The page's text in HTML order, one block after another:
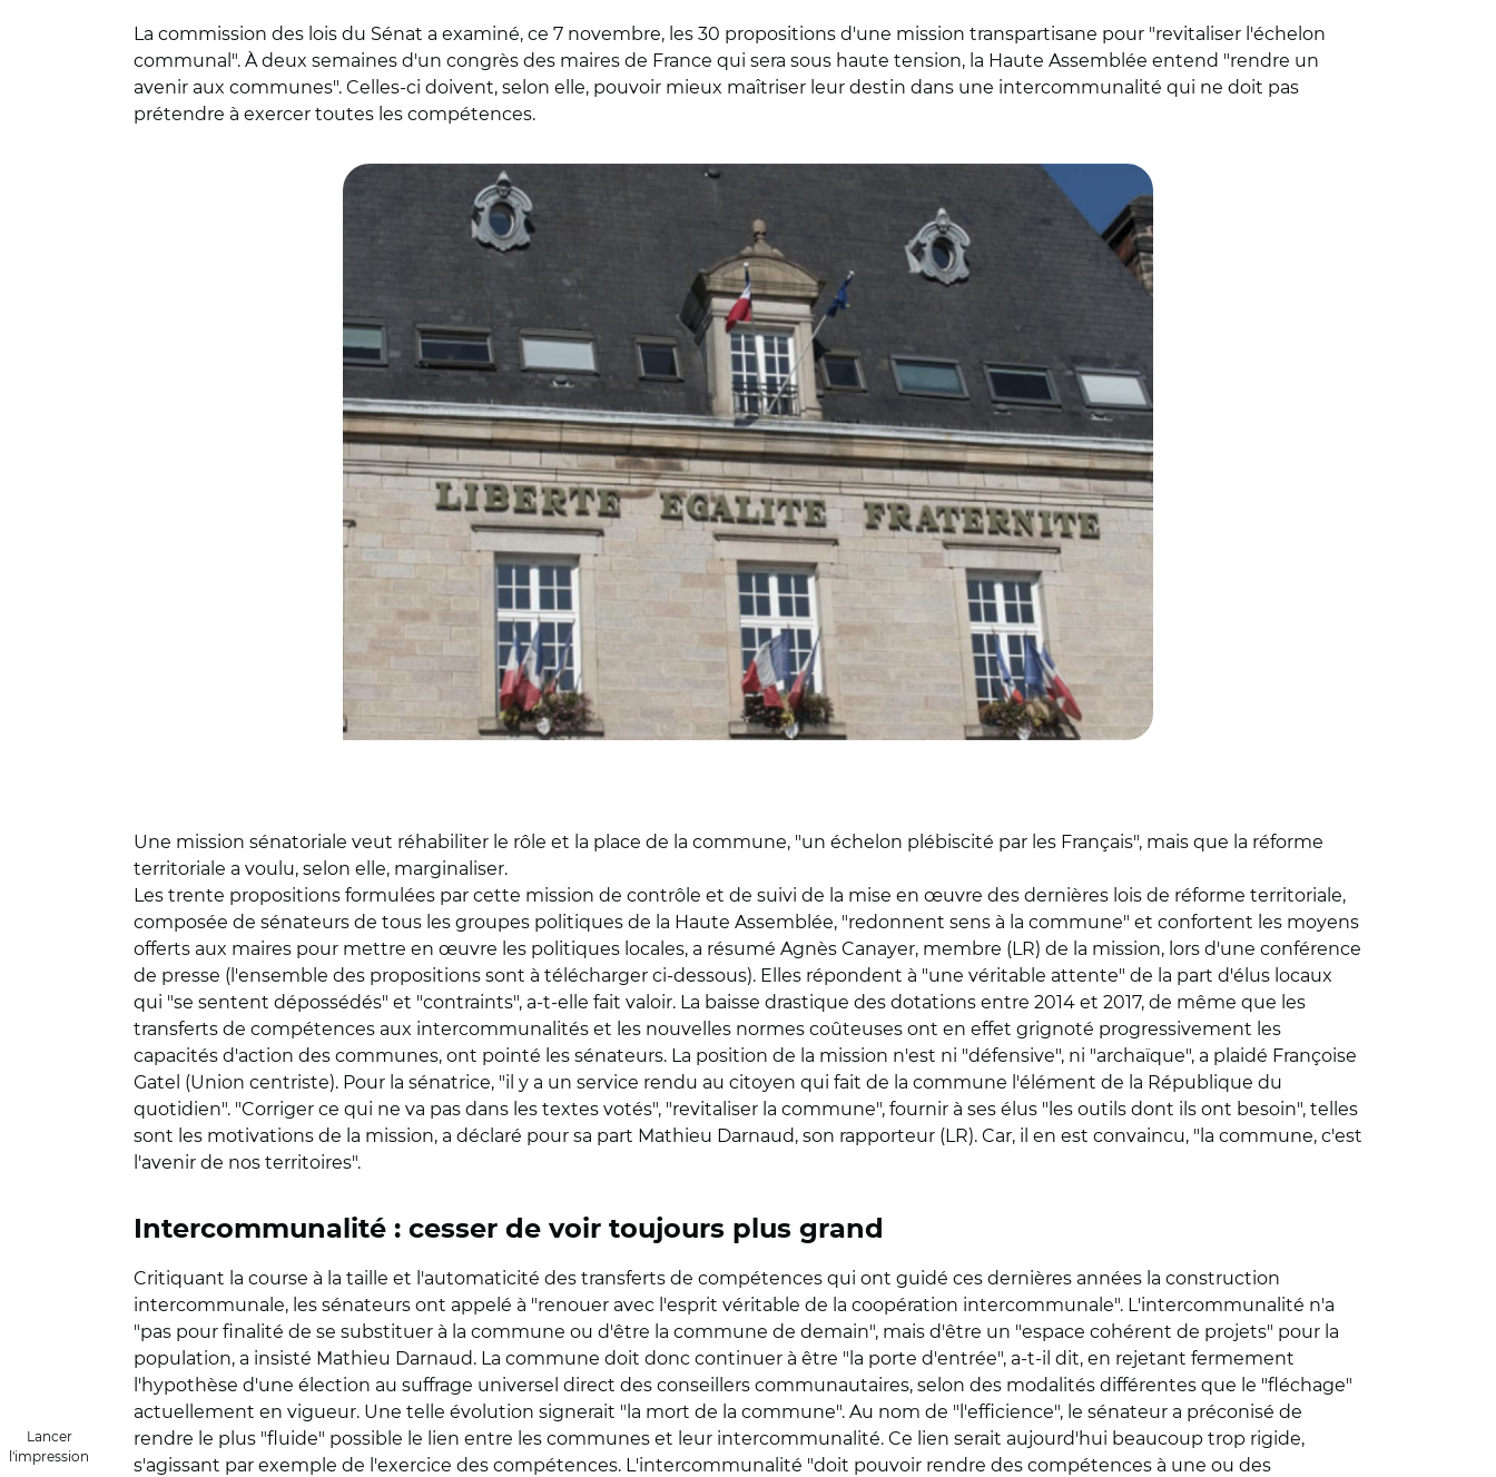
Lancer
l'impression
La commission des lois du Sénat a examiné, ce 7 novembre, les 30 propositions d'une mission transpartisane pour "revitaliser l'échelon
communal". À deux semaines d'un congrès des maires de France qui sera sous haute tension, la Haute Assemblée entend "rendre un
avenir aux communes". Celles-ci doivent, selon elle, pouvoir mieux maîtriser leur destin dans une intercommunalité qui ne doit pas
prétendre à exercer toutes les compétences.
Une mission sénatoriale veut réhabiliter le rôle et la place de la commune, "un échelon plébiscité par les Français", mais que la réforme
territoriale a voulu, selon elle, marginaliser.
Les trente propositions formulées par cette mission de contrôle et de suivi de la mise en œuvre des dernières lois de réforme territoriale,
composée de sénateurs de tous les groupes politiques de la Haute Assemblée, "redonnent sens à la commune" et confortent les moyens
offerts aux maires pour mettre en œuvre les politiques locales, a résumé Agnès Canayer, membre (LR) de la mission, lors d'une conférence
de presse (l'ensemble des propositions sont à télécharger ci-dessous). Elles répondent à "une véritable attente" de la part d'élus locaux
qui "se sentent dépossédés" et "contraints", a-t-elle fait valoir. La baisse drastique des dotations entre 2014 et 2017, de même que les
transferts de compétences aux intercommunalités et les nouvelles normes coûteuses ont en effet grignoté progressivement les
capacités d'action des communes, ont pointé les sénateurs. La position de la mission n'est ni "défensive", ni "archaïque", a plaidé Françoise
Gatel (Union centriste). Pour la sénatrice, "il y a un service rendu au citoyen qui fait de la commune l'élément de la République du
quotidien". "Corriger ce qui ne va pas dans les textes votés", "revitaliser la commune", fournir à ses élus "les outils dont ils ont besoin", telles
sont les motivations de la mission, a déclaré pour sa part Mathieu Darnaud, son rapporteur (LR). Car, il en est convaincu, "la commune, c'est
l'avenir de nos territoires".
Intercommunalité : cesser de voir toujours plus grand
Critiquant la course à la taille et l'automaticité des transferts de compétences qui ont guidé ces dernières années la construction
intercommunale, les sénateurs ont appelé à "renouer avec l'esprit véritable de la coopération intercommunale". L'intercommunalité n'a
"pas pour finalité de se substituer à la commune ou d'être la commune de demain", mais d'être un "espace cohérent de projets" pour la
population, a insisté Mathieu Darnaud. La commune doit donc continuer à être "la porte d'entrée", a-t-il dit, en rejetant fermement
l'hypothèse d'une élection au suffrage universel direct des conseillers communautaires, selon des modalités différentes que le "fléchage"
actuellement en vigueur. Une telle évolution signerait "la mort de la commune". Au nom de "l'efficience", le sénateur a préconisé de
rendre le plus "fluide" possible le lien entre les communes et leur intercommunalité. Ce lien serait aujourd'hui beaucoup trop rigide,
s'agissant par exemple de l'exercice des compétences. L'intercommunalité "doit pouvoir rendre des compétences à une ou des